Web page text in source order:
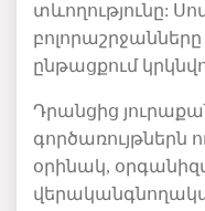
տևողությունը:
բոլորաշրջանները
ընթացքում
Դրանցից
գործառույթներն
օրինակ,